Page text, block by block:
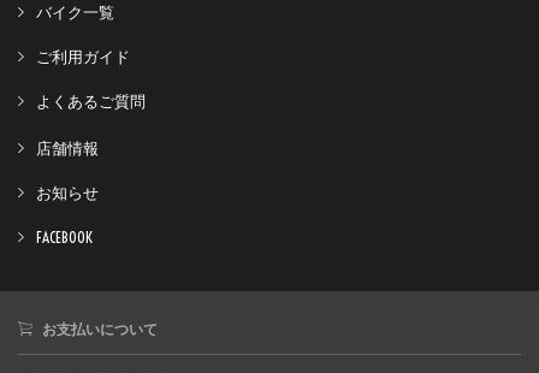
バイク一覧
ご利用ガイド
よくあるご質問
店舗情報
お知らせ
FACEBOOK
お支払いについて